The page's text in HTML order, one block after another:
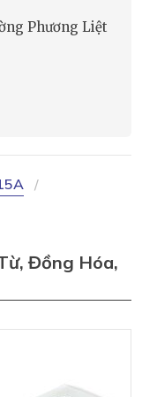
Phương Liệt
Đồng Hóa,